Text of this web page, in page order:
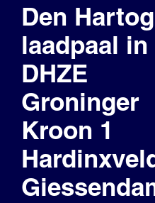
Den Hartog
laadpaal in
DHZE
Groninger
Kroon 1